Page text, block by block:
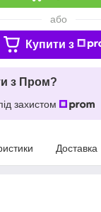
або
Купити з
з Пром?
захистом
Доставка